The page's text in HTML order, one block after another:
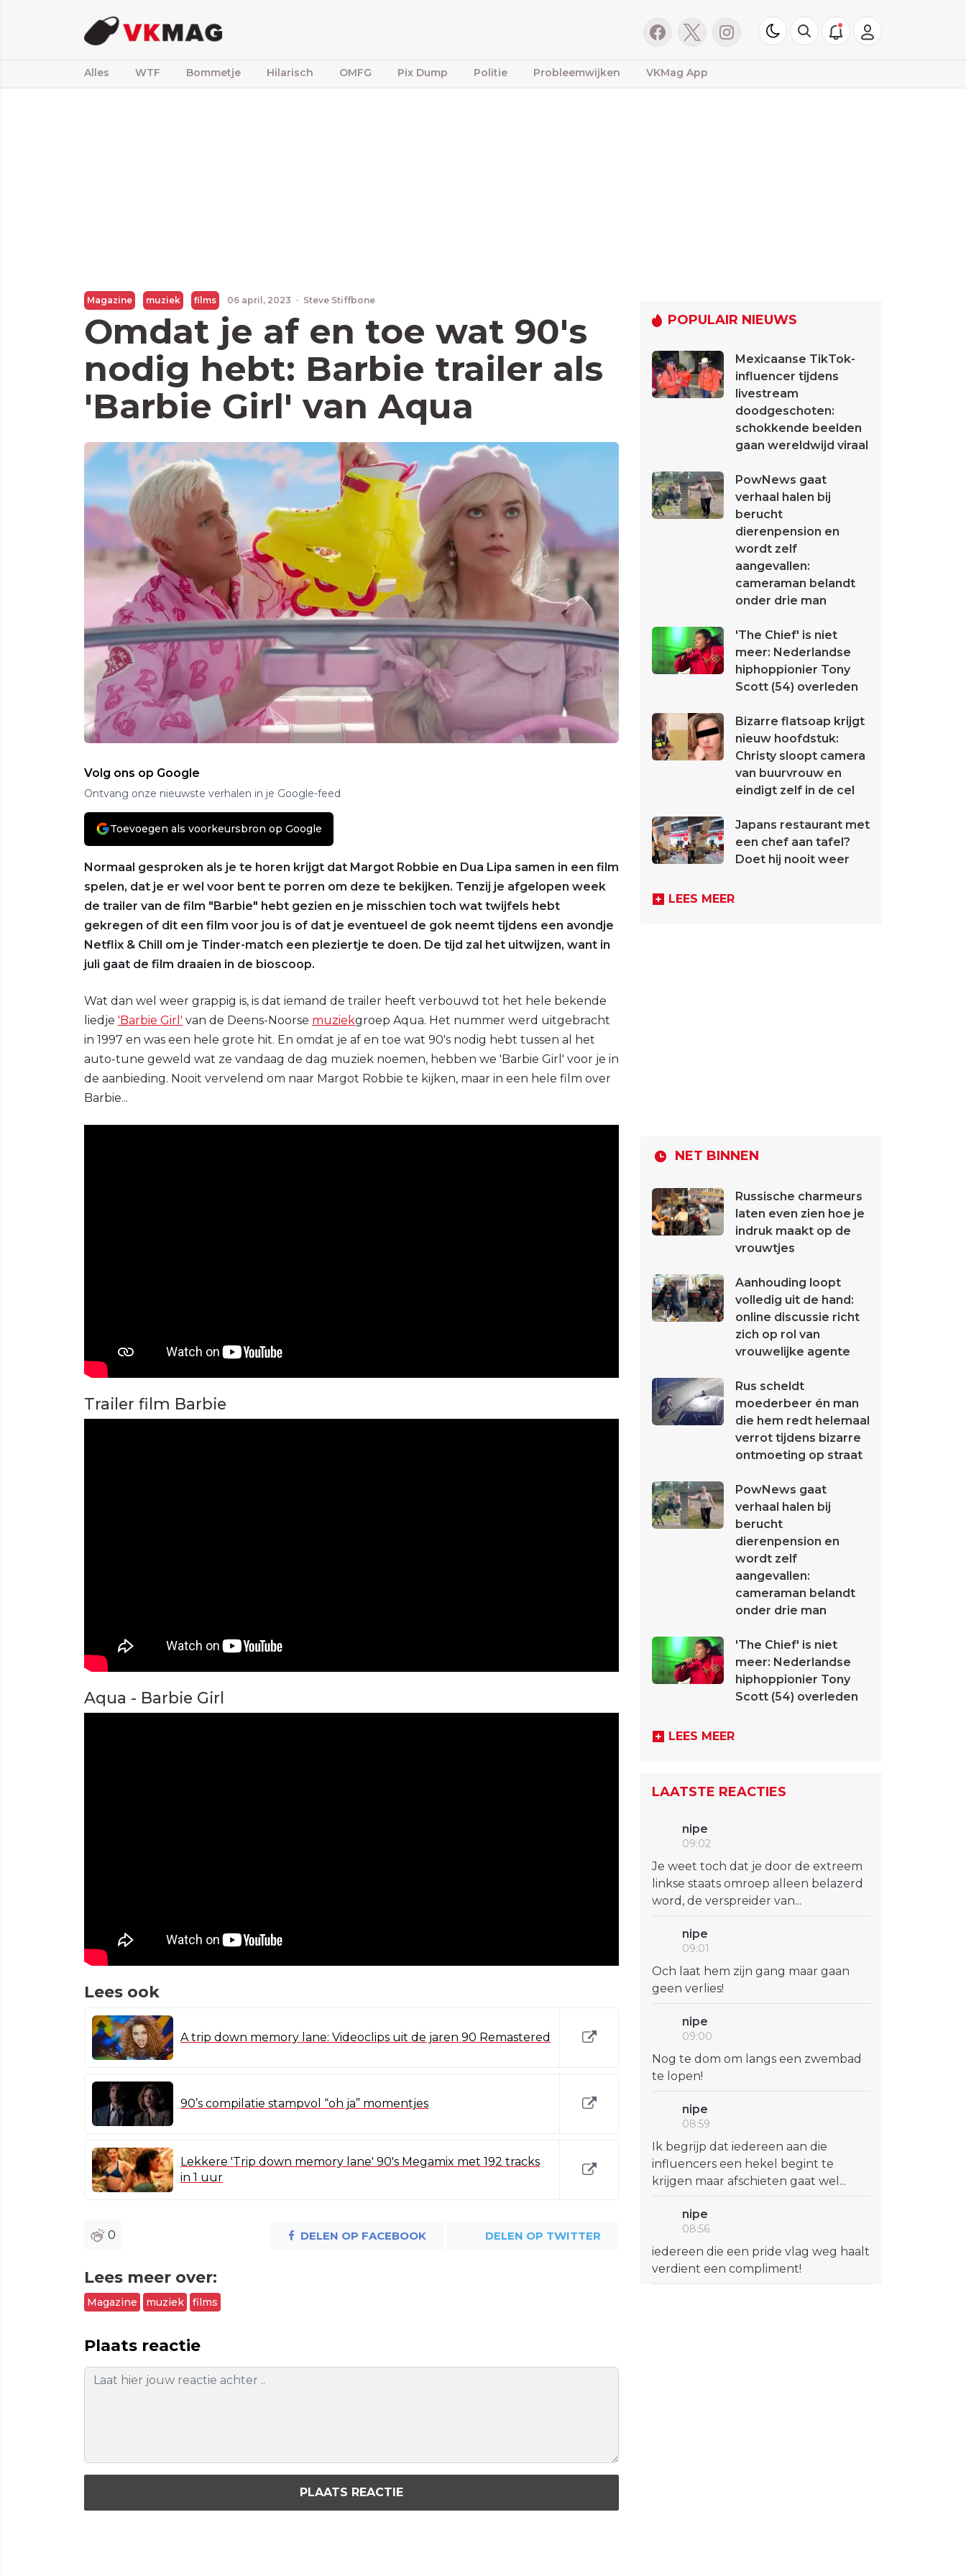
Alles WTF Bommetje Hilarisch OMFG Pix Dump Politie Probleemwijken VKMag App
Magazine muziek films 06 april, 2023 · Steve Stiffbone
Omdat je af en toe wat 90's
nodig hebt: Barbie trailer als
'Barbie Girl' van Aqua
Volg ons op Google
Ontvang onze nieuwste verhalen in je Google-feed
Toevoegen als voorkeursbron op Google
Normaal gesproken als je te horen krijgt dat Margot Robbie en Dua Lipa samen in een film
spelen, dat je er wel voor bent te porren om deze te bekijken. Tenzij je afgelopen week
de trailer van de film "Barbie" hebt gezien en je misschien toch wat twijfels hebt
gekregen of dit een film voor jou is of dat je eventueel de gok neemt tijdens een avondje
Netflix & Chill om je Tinder-match een pleziertje te doen. De tijd zal het uitwijzen, want in
juli gaat de film draaien in de bioscoop.
Wat dan wel weer grappig is, is dat iemand de trailer heeft verbouwd tot het hele bekende
liedje 'Barbie Girl' van de Deens-Noorse muziekgroep Aqua. Het nummer werd uitgebracht
in 1997 en was een hele grote hit. En omdat je af en toe wat 90's nodig hebt tussen al het
auto-tune geweld wat ze vandaag de dag muziek noemen, hebben we 'Barbie Girl' voor je in
de aanbieding. Nooit vervelend om naar Margot Robbie te kijken, maar in een hele film over
Barbie...
Trailer film Barbie
Aqua - Barbie Girl
Lees ook
A trip down memory lane: Videoclips uit de jaren 90 Remastered
90’s compilatie stampvol “oh ja” momentjes
Lekkere 'Trip down memory lane' 90's Megamix met 192 tracks
in 1 uur
0 DELEN OP FACEBOOK DELEN OP TWITTER
Lees meer over:
Magazine muziek films
Plaats reactie
PLAATS REACTIE
POPULAIR NIEUWS
Mexicaanse TikTok-
influencer tijdens
livestream
doodgeschoten:
schokkende beelden
gaan wereldwijd viraal
PowNews gaat
verhaal halen bij
berucht
dierenpension en
wordt zelf
aangevallen:
cameraman belandt
onder drie man
'The Chief' is niet
meer: Nederlandse
hiphoppionier Tony
Scott (54) overleden
Bizarre flatsoap krijgt
nieuw hoofdstuk:
Christy sloopt camera
van buurvrouw en
eindigt zelf in de cel
Japans restaurant met
een chef aan tafel?
Doet hij nooit weer
LEES MEER
NET BINNEN
Russische charmeurs
laten even zien hoe je
indruk maakt op de
vrouwtjes
Aanhouding loopt
volledig uit de hand:
online discussie richt
zich op rol van
vrouwelijke agente
Rus scheldt
moederbeer én man
die hem redt helemaal
verrot tijdens bizarre
ontmoeting op straat
PowNews gaat
verhaal halen bij
berucht
dierenpension en
wordt zelf
aangevallen:
cameraman belandt
onder drie man
'The Chief' is niet
meer: Nederlandse
hiphoppionier Tony
Scott (54) overleden
LEES MEER
LAATSTE REACTIES
nipe
09:02
Je weet toch dat je door de extreem
linkse staats omroep alleen belazerd
word, de verspreider van...
nipe
09:01
Och laat hem zijn gang maar gaan
geen verlies!
nipe
09:00
Nog te dom om langs een zwembad
te lopen!
nipe
08:59
Ik begrijp dat iedereen aan die
influencers een hekel begint te
krijgen maar afschieten gaat wel...
nipe
08:56
iedereen die een pride vlag weg haalt
verdient een compliment!